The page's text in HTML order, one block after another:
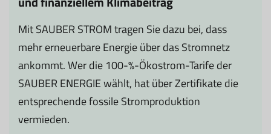
Mit SAUBER STROM tragen Sie dazu bei, dass
mehr erneuerbare Energie über das Stromnetz
ankommt. Wer die 100-%-Ökostrom-Tarife der
SAUBER ENERGIE wählt, hat über Zertifikate die
entsprechende fossile Stromproduktion
vermieden.